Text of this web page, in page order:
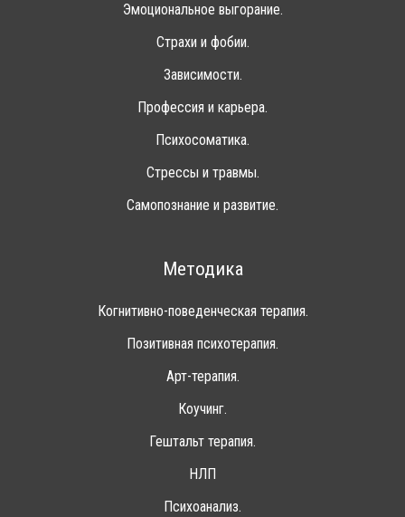
Эмоциональное выгорание.
Страхи и фобии.
Зависимости.
Профессия и карьера.
Психосоматика.
Стрессы и травмы.
Самопознание и развитие.
Методика
Когнитивно-поведенческая терапия.
Позитивная психотерапия.
Арт-терапия.
Коучинг.
Гештальт терапия.
НЛП
Психоанализ.